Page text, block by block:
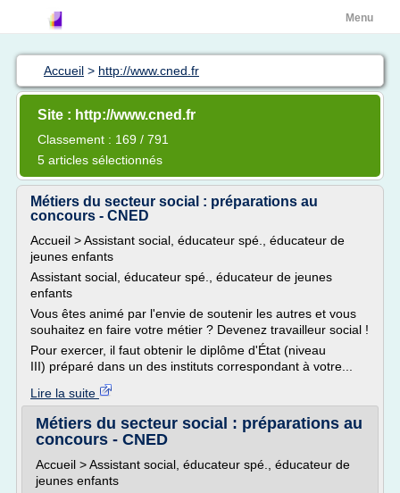
Menu
Accueil > http://www.cned.fr
Site : http://www.cned.fr
Classement : 169 / 791
5 articles sélectionnés
Métiers du secteur social : préparations au
concours - CNED
Accueil > Assistant social, éducateur spé., éducateur de
jeunes enfants
Assistant social, éducateur spé., éducateur de jeunes
enfants
Vous êtes animé par l'envie de soutenir les autres et vous
souhaitez en faire votre métier ? Devenez travailleur social !
Pour exercer, il faut obtenir le diplôme d'État (niveau
III) préparé dans un des instituts correspondant à votre...
Lire la suite
Métiers du secteur social : préparations au
concours - CNED
Accueil > Assistant social, éducateur spé., éducateur de
jeunes enfants